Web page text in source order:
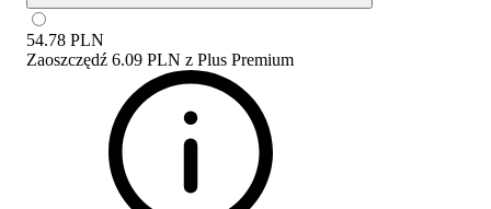
54.78 PLN
Zaoszczędź 6.09 PLN z Plus Premium